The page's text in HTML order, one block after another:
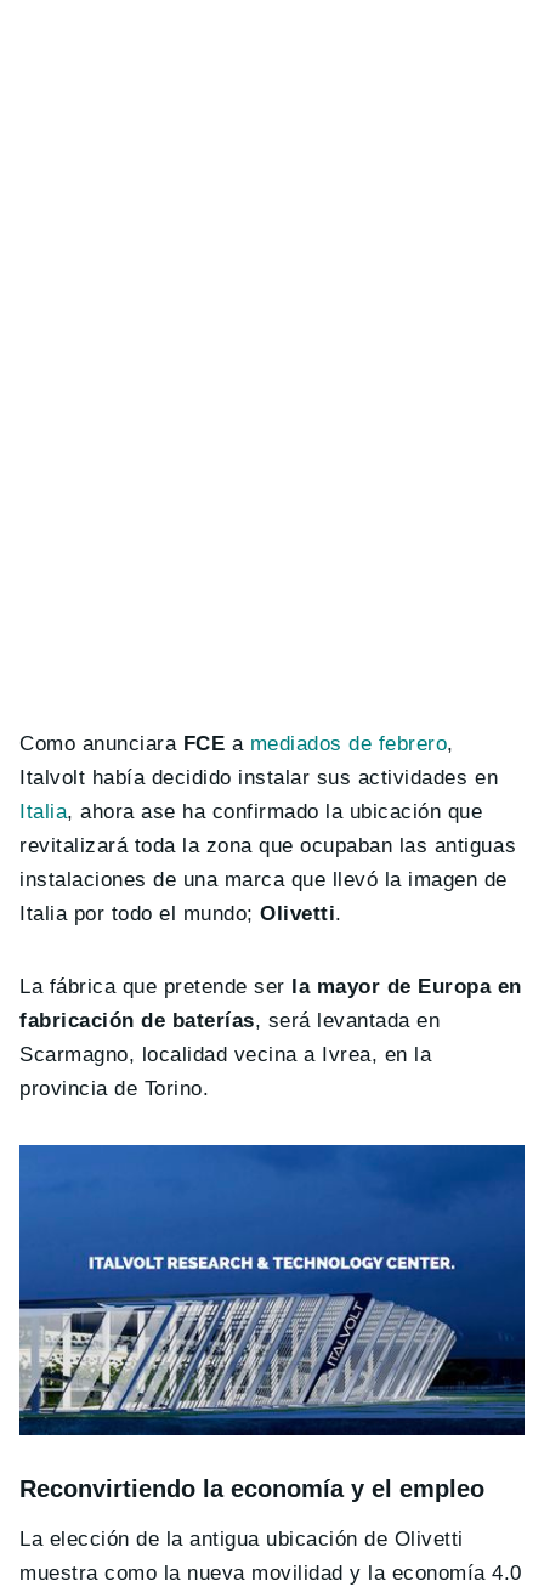
Como anunciara FCE a mediados de febrero,
Italvolt había decidido instalar sus actividades en
Italia, ahora ase ha confirmado la ubicación que
revitalizará toda la zona que ocupaban las antiguas
instalaciones de una marca que llevó la imagen de
Italia por todo el mundo;Olivetti.
La fábrica que pretende ser la mayor de Europa en
fabricación de baterías, será levantada en
Scarmagno, localidad vecina a Ivrea, en la
provincia de Torino.
Reconvirtiendo la economía y el empleo
La elección de la antigua ubicación de Olivetti
muestra como la nueva movilidad y la economía 4.0